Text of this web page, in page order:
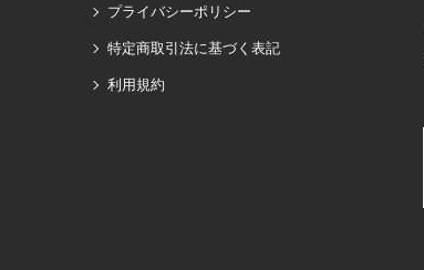
プライバシーポリシー
特定商取引法に基づく表記
利用規約